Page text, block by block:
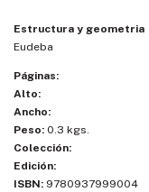
Estructura y geometria
Eudeba
Páginas:
Alto:
Ancho:
Peso: 0.3 kgs.
Colección:
Edición:
ISBN: 9780937999004